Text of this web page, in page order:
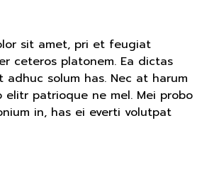
sit amet, pri et feugiat
ceteros platonem. Ea dictas
adhuc solum has. Nec at harum
elitr patrioque ne mel. Mei probo
in, has ei everti volutpat